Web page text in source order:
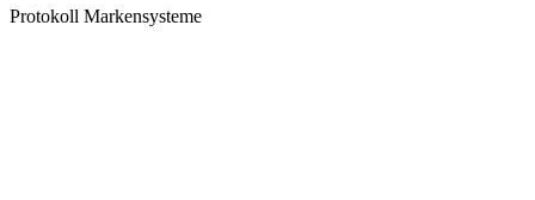
Protokoll Markensysteme